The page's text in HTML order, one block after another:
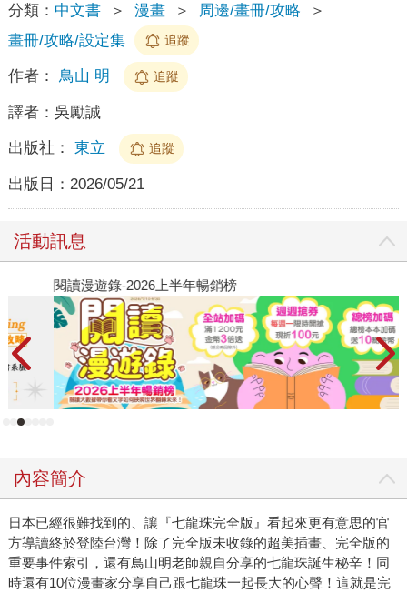
分類： 中文書 ＞ 漫畫 ＞ 周邊/畫冊/攻略
＞
畫冊/攻略/設定集
追蹤
作者： 鳥山 明 追蹤
譯者： 吳勵誠
出版社： 東立 追蹤
出版日： 2026/05/21
活動訊息
閱讀漫遊錄-2026上半年暢銷榜
內容簡介
日本已經很難找到的、讓『七龍珠完全版』看起來更有意思的官
方導讀終於登陸台灣！除了完全版未收錄的超美插畫、完全版的
重要事件索引，還有鳥山明老師親自分享的七龍珠誕生秘辛！同
時還有10位漫畫家分享自己跟七龍珠一起長大的心聲！這就是完